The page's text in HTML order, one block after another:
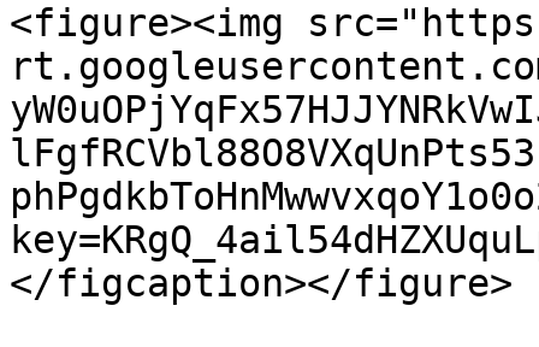
<figure><img
</figcaption></figure>